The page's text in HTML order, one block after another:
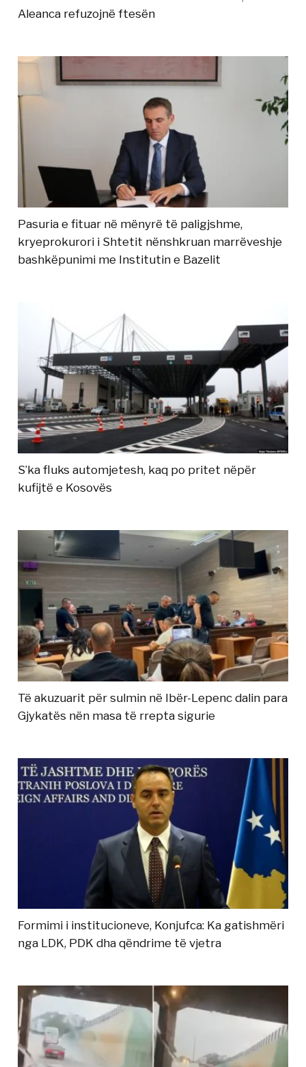
Aleanca refuzojnë ftesën
Pasuria e fituar në mënyrë të paligjshme,
kryeprokurori i Shtetit nënshkruan marrëveshje
bashkëpunimi me Institutin e Bazelit
S’ka fluks automjetesh, kaq po pritet nëpër
kufijtë e Kosovës
Të akuzuarit për sulmin në Ibër-Lepenc dalin para
Gjykatës nën masa të rrepta sigurie
Formimi i institucioneve, Konjufca: Ka gatishmëri
nga LDK, PDK dha qëndrime të vjetra